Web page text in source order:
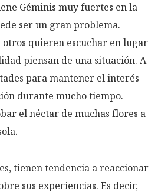
Géminis muy fuertes en la
ser un gran problema.
quieren escuchar en lugar
piensan de una situación. A
para mantener el interés
durante mucho tiempo.
el néctar de muchas flores a
tienen tendencia a reaccionar
sus experiencias. Es decir,